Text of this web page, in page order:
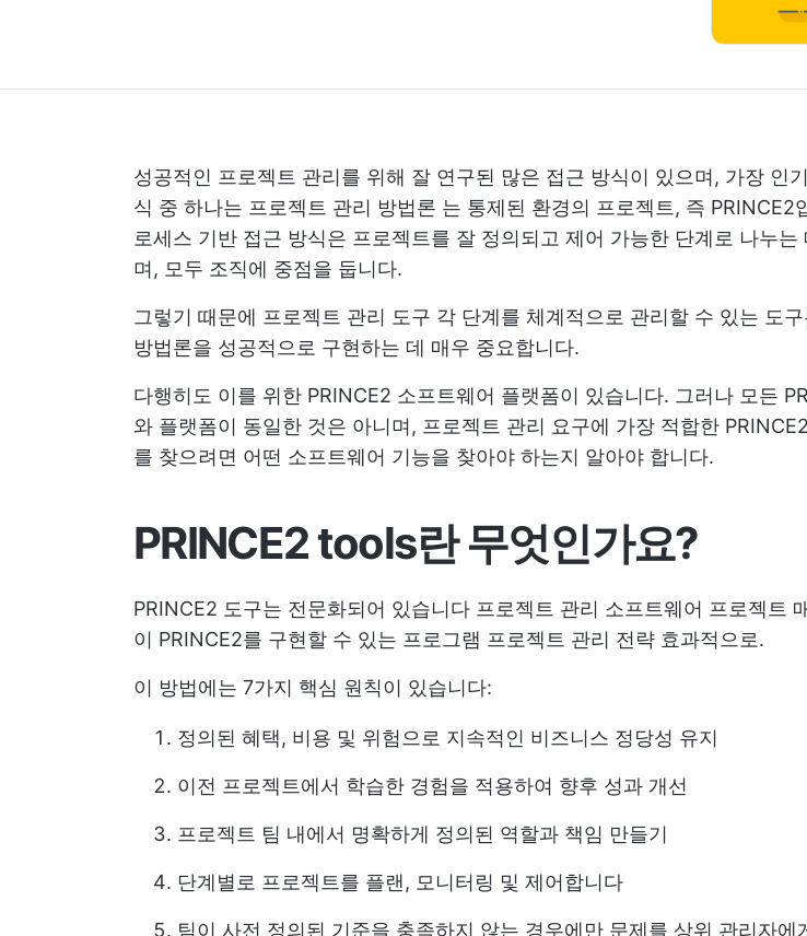
성공적인 프로젝트 관리를 위해 잘 연구된 많은 접근 방식이 있으며, 가장 인
식 중 하나는 프로젝트 관리 방법론 는 통제된 환경의 프로젝트, 즉 PRINCE2
로세스 기반 접근 방식은 프로젝트를 잘 정의되고 제어 가능한 단계로 나누는
며, 모두 조직에 중점을 둡니다.
그렇기 때문에 프로젝트 관리 도구 각 단계를 체계적으로 관리할 수 있는 도
방법론을 성공적으로 구현하는 데 매우 중요합니다.
다행히도 이를 위한 PRINCE2 소프트웨어 플랫폼이 있습니다. 그러나 모든
와 플랫폼이 동일한 것은 아니며, 프로젝트 관리 요구에 가장 적합한
를 찾으려면 어떤 소프트웨어 기능을 찾아야 하는지 알아야 합니다.
PRINCE2 tools란 무엇인가요?
PRINCE2 도구는 전문화되어 있습니다 프로젝트 관리 소프트웨어 프로젝트
이 PRINCE2를 구현할 수 있는 프로그램 프로젝트 관리 전략 효과적으로.
이 방법에는 7가지 핵심 원칙이 있습니다:
정의된 혜택, 비용 및 위험으로 지속적인 비즈니스 정당성 유지
이전 프로젝트에서 학습한 경험을 적용하여 향후 성과 개선
프로젝트 팀 내에서 명확하게 정의된 역할과 책임 만들기
단계별로 프로젝트를 플랜, 모니터링 및 제어합니다
팀이 사전 정의된 기준을 충족하지 않는 경우에만 문제를 상위 관리자에